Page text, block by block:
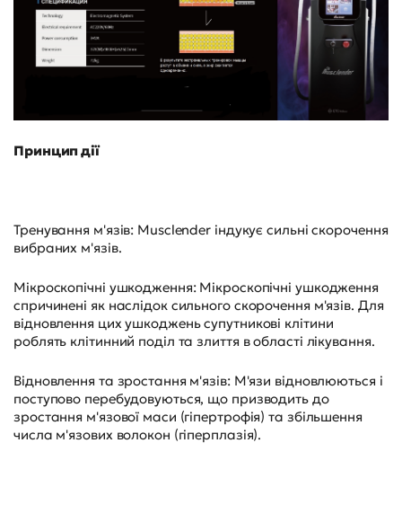
Принцип дії
Тренування м'язів: Musclender індукує сильні скорочення
вибраних м'язів.
Мікроскопічні ушкодження: Мікроскопічні ушкодження
спричинені як наслідок сильного скорочення м'язів. Для
відновлення цих ушкоджень супутникові клітини
роблять клітинний поділ та злиття в області лікування.
Відновлення та зростання м'язів: М'язи відновлюються і
поступово перебудовуються, що призводить до
зростання м'язової маси (гіпертрофія) та збільшення
числа м'язових волокон (гіперплазія).